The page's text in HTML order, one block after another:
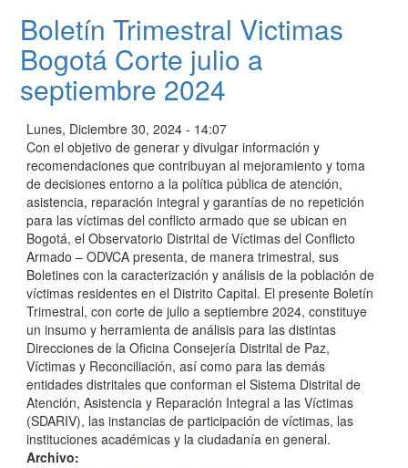
Boletín Trimestral Victimas
Bogotá Corte julio a
septiembre 2024
Lunes, Diciembre 30, 2024 - 14:07
Con el objetivo de generar y divulgar información y
recomendaciones que contribuyan al mejoramiento y toma
de decisiones entorno a la política pública de atención,
asistencia, reparación integral y garantías de no repetición
para las víctimas del conflicto armado que se ubican en
Bogotá, el Observatorio Distrital de Víctimas del Conflicto
Armado – ODVCA presenta, de manera trimestral, sus
Boletines con la caracterización y análisis de la población de
víctimas residentes en el Distrito Capital. El presente Boletín
Trimestral, con corte de julio a septiembre 2024, constituye
un insumo y herramienta de análisis para las distintas
Direcciones de la Oficina Consejería Distrital de Paz,
Víctimas y Reconciliación, así como para las demás
entidades distritales que conforman el Sistema Distrital de
Atención, Asistencia y Reparación Integral a las Víctimas
(SDARIV), las instancias de participación de víctimas, las
instituciones académicas y la ciudadanía en general.
Archivo